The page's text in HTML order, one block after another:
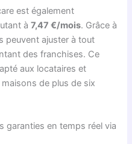
est également
à7,47 €/mois. Grâce à
peuvent ajuster à tout
des franchises. Ce
aux locataires et
de plus de six
garanties en temps réel via